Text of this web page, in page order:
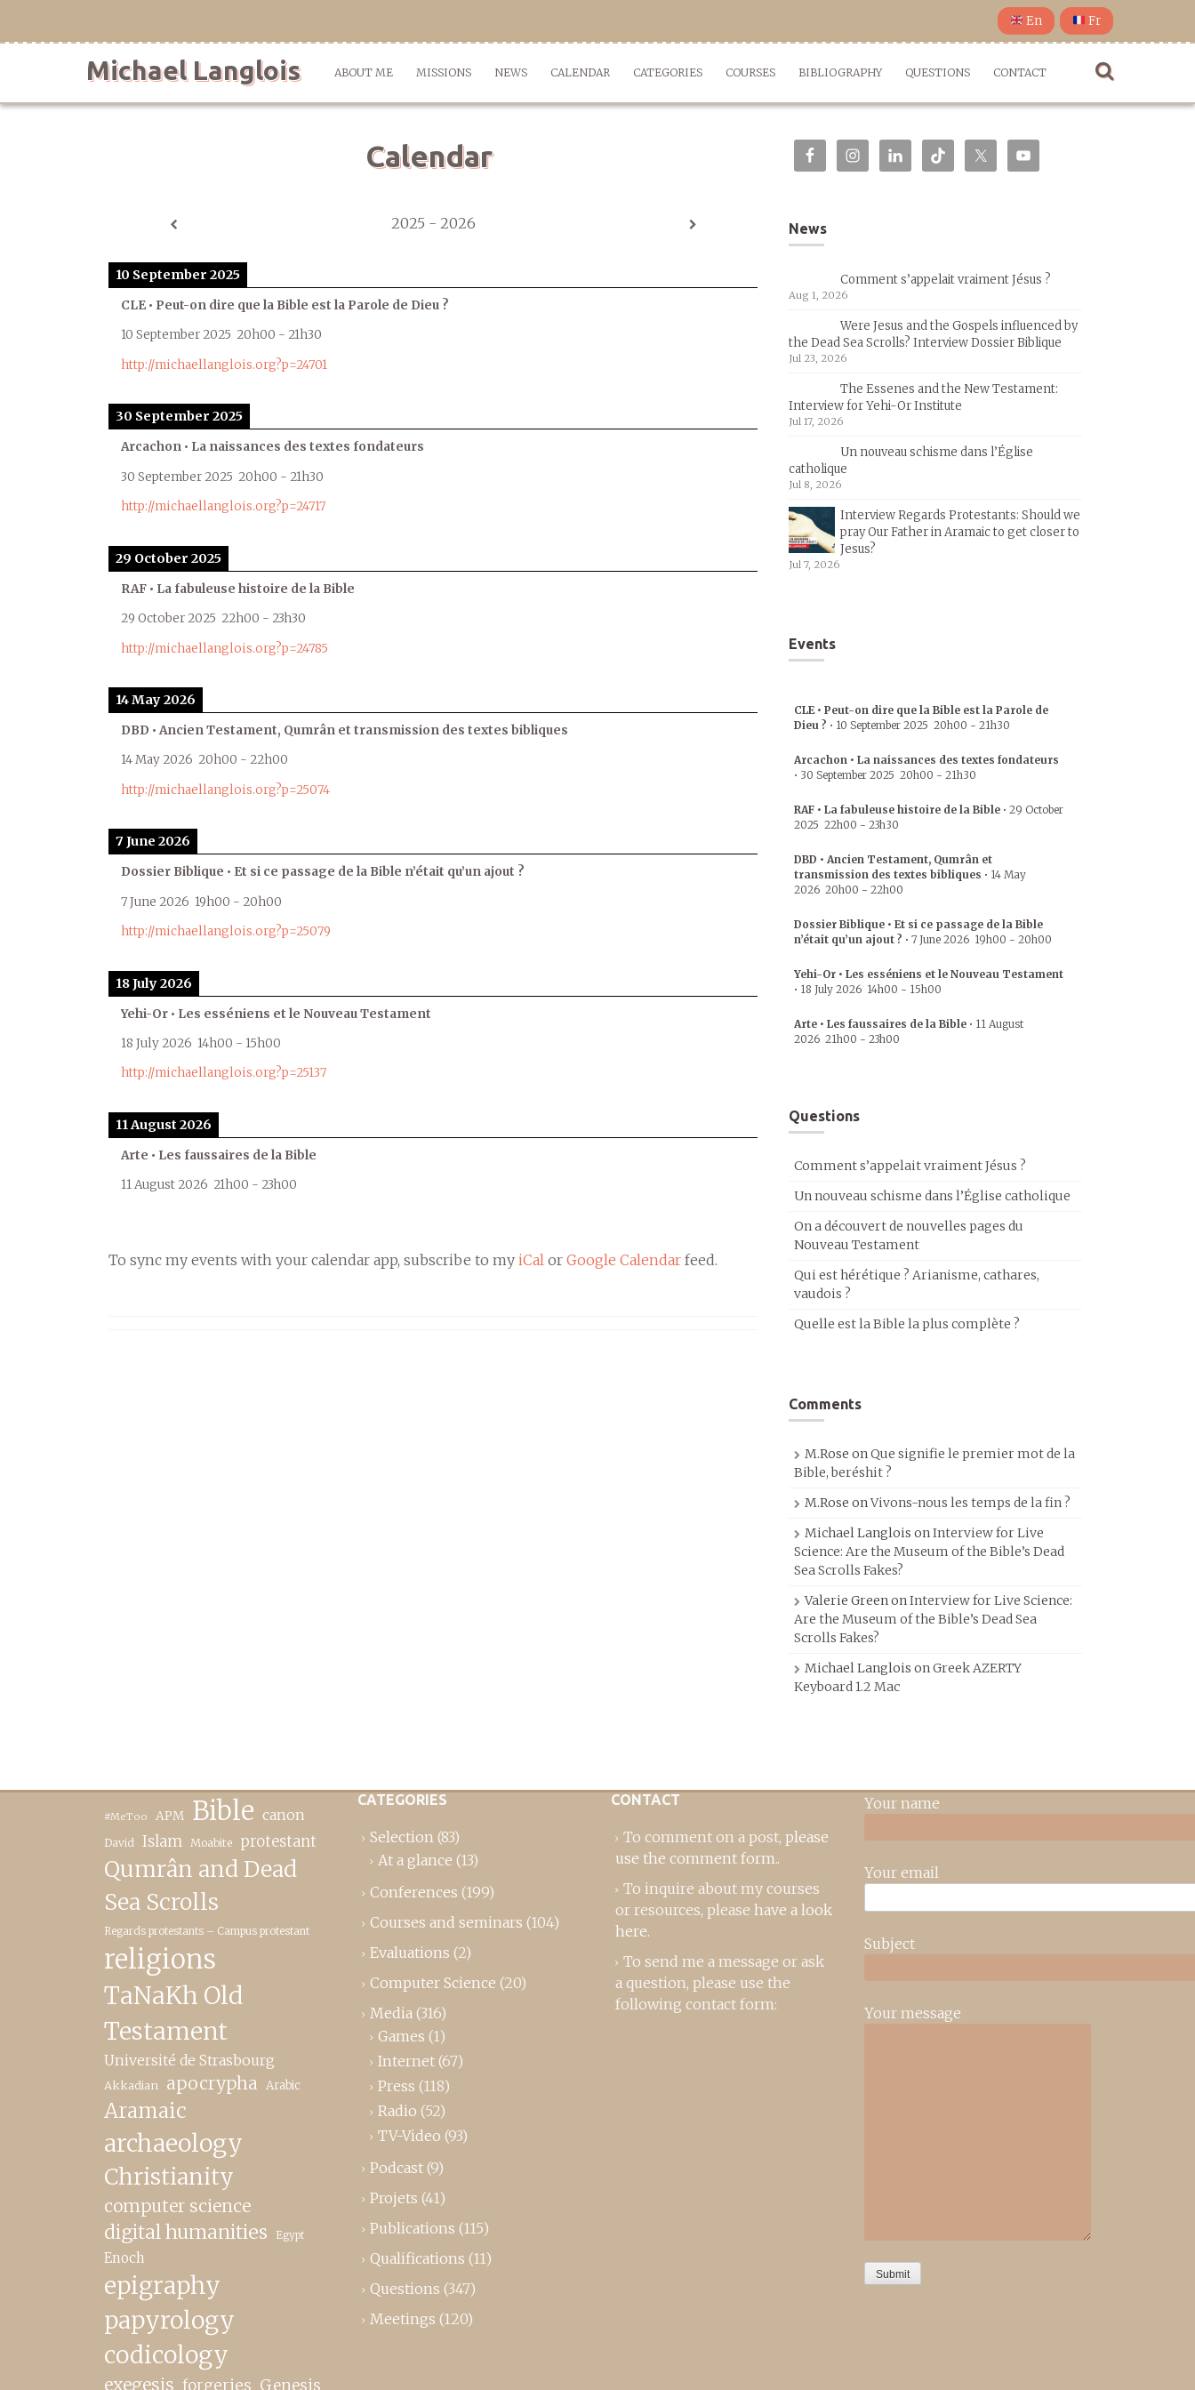
En Fr
Michael Langlois ABOUT ME MISSIONS NEWS CALENDAR CATEGORIES COURSES BIBLIOGRAPHY QUESTIONS CONTACT
Calendar
2025 - 2026
10 September 2025
CLE • Peut-on dire que la Bible est la Parole de Dieu ?
10 September 2025 20h00 - 21h30
http://michaellanglois.org?p=24701
30 September 2025
Arcachon • La naissances des textes fondateurs
30 September 2025 20h00 - 21h30
http://michaellanglois.org?p=24717
29 October 2025
RAF • La fabuleuse histoire de la Bible
29 October 2025 22h00 - 23h30
http://michaellanglois.org?p=24785
14 May 2026
DBD • Ancien Testament, Qumrân et transmission des textes bibliques
14 May 2026 20h00 - 22h00
http://michaellanglois.org?p=25074
7 June 2026
Dossier Biblique • Et si ce passage de la Bible n’était qu’un ajout ?
7 June 2026 19h00 - 20h00
http://michaellanglois.org?p=25079
18 July 2026
Yehi-Or • Les esséniens et le Nouveau Testament
18 July 2026 14h00 - 15h00
http://michaellanglois.org?p=25137
11 August 2026
Arte • Les faussaires de la Bible
11 August 2026 21h00 - 23h00
To sync my events with your calendar app, subscribe to my iCal or Google Calendar feed.
News
Comment s’appelait vraiment Jésus ?
Aug 1, 2026
Were Jesus and the Gospels influenced by
the Dead Sea Scrolls? Interview Dossier Biblique
Jul 23, 2026
The Essenes and the New Testament:
Interview for Yehi-Or Institute
Jul 17, 2026
Un nouveau schisme dans l’Église
catholique
Jul 8, 2026
Interview Regards Protestants: Should we
pray Our Father in Aramaic to get closer to
Jesus?
Jul 7, 2026
Events
CLE • Peut-on dire que la Bible est la Parole de
Dieu ? • 10 September 2025 20h00 - 21h30
Arcachon • La naissances des textes fondateurs
• 30 September 2025 20h00 - 21h30
RAF • La fabuleuse histoire de la Bible • 29 October
2025 22h00 - 23h30
DBD • Ancien Testament, Qumrân et
transmission des textes bibliques • 14 May
2026 20h00 - 22h00
Dossier Biblique • Et si ce passage de la Bible
n’était qu’un ajout ? • 7 June 2026 19h00 - 20h00
Yehi-Or • Les esséniens et le Nouveau Testament
• 18 July 2026 14h00 - 15h00
Arte • Les faussaires de la Bible • 11 August
2026 21h00 - 23h00
Questions
Comment s’appelait vraiment Jésus ?
Un nouveau schisme dans l’Église catholique
On a découvert de nouvelles pages du
Nouveau Testament
Qui est hérétique ? Arianisme, cathares,
vaudois ?
Quelle est la Bible la plus complète ?
Comments
M.Rose onQue signifie le premier mot de la
Bible, beréshit ?
M.Rose onVivons-nous les temps de la fin ?
Michael Langlois onInterview for Live
Science: Are the Museum of the Bible’s Dead
Sea Scrolls Fakes?
Valerie GreenonInterview for Live Science:
Are the Museum of the Bible’s Dead Sea
Scrolls Fakes?
Michael Langlois onGreek AZERTY
Keyboard 1.2 Mac
#MeToo APM Bible canon
David Islam Moabite protestant
Qumrân and Dead
Sea Scrolls
Regards protestants – Campus protestant
religions
TaNaKh Old
Testament
Université de Strasbourg
Akkadian apocrypha Arabic
Aramaic
archaeology
Christianity
computer science
digital humanities Egypt
Enoch
epigraphy
papyrology
codicology
exegesis forgeries Genesis
CATEGORIES
Selection (83)
At a glance (13)
Conferences (199)
Courses and seminars (104)
Evaluations (2)
Computer Science (20)
Media (316)
Games (1)
Internet (67)
Press (118)
Radio (52)
TV-Video (93)
Podcast (9)
Projets (41)
Publications (115)
Qualifications (11)
Questions (347)
Meetings (120)
CONTACT
To comment on a post, please
use the comment form..
To inquire about my courses
or resources, please have a look
here.
To send me a message or ask
a question, please use the
following contact form:
Your name
Your email
Subject
Your message